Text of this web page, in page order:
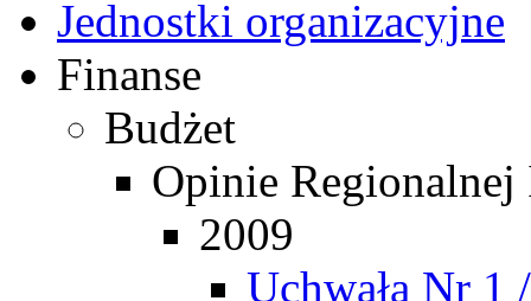
Jednostki organizacyjne
Finanse
Budżet
Opinie
2009
Uchwała Nr